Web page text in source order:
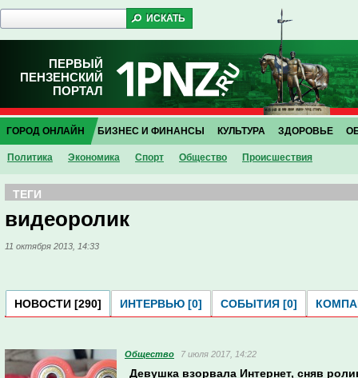
ПЕРВЫЙ
ПЕНЗЕНСКИЙ
ПОРТАЛ
ГОРОД ОНЛАЙН
Политика Экономика Спорт Общество Проиcшествия
БИЗНЕС И ФИНАНСЫ КУЛЬТУРА ЗДОРОВЬЕ
ТЕГИ
видеоролик
11 октября 2013, 14:33
НОВОСТИ [290] ИНТЕРВЬЮ [0] СОБЫТИЯ [0]
Общество 7 июля 2017, 14:22
Девушка взорвала Интернет, сняв